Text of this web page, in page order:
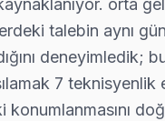
Servis Bölge
servis
yakınındaki
Üniversitesi ve
orta
talebin aynı
deneyimledik;
7 teknisyenlik
konumlanmasını